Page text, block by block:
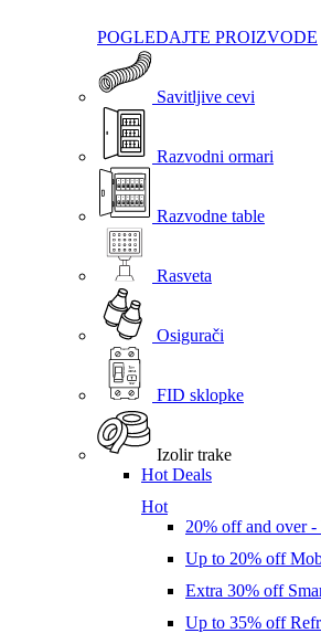
POGLEDAJTE PROIZVODE
Savitljive cevi
Razvodni ormari
Razvodne table
Rasveta
Osigurači
FID sklopke
Izolir trake
Hot Deals
Hot
20% off and over -
Up to 20% off
Extra 30% off
Up to 35% off